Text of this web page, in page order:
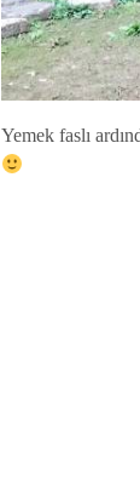
Yemek faslı